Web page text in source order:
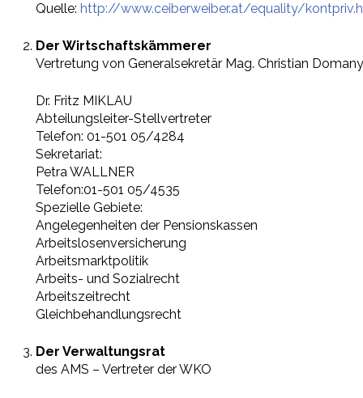
Quelle: http://www.ceiberweiber.at/equality/
Der Wirtschaftskämmerer
Vertretung von Generalsekretär Mag. Christian Domany
Dr. Fritz MIKLAU
Abteilungsleiter-Stellvertreter
Telefon: 01-501 05/4284
Sekretariat:
Petra WALLNER
Telefon:01-501 05/4535
Spezielle Gebiete:
Angelegenheiten der Pensionskassen
Arbeitslosenversicherung
Arbeitsmarktpolitik
Arbeits- und Sozialrecht
Arbeitszeitrecht
Gleichbehandlungsrecht
Der Verwaltungsrat
des AMS – Vertreter der WKO